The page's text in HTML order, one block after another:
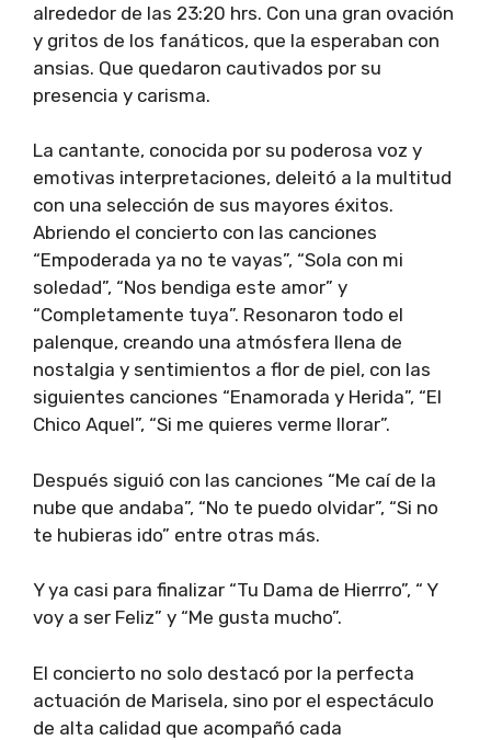
alrededor de las 23:20 hrs. Con una gran ovación
y gritos de los fanáticos, que la esperaban con
ansias. Que quedaron cautivados por su
presencia y carisma.
La cantante, conocida por su poderosa voz y
emotivas interpretaciones, deleitó a la multitud
con una selección de sus mayores éxitos.
Abriendo el concierto con las canciones
“Empoderada ya no te vayas”, “Sola con mi
soledad”, “Nos bendiga este amor” y
“Completamente tuya”. Resonaron todo el
palenque, creando una atmósfera llena de
nostalgia y sentimientos a flor de piel, con las
siguientes canciones “Enamorada y Herida”, “El
Chico Aquel”, “Si me quieres verme llorar”.
Después siguió con las canciones “Me caí de la
nube que andaba”, “No te puedo olvidar”, “Si no
te hubieras ido” entre otras más.
Y ya casi para finalizar “Tu Dama de Hierrro”, “ Y
voy a ser Feliz” y “Me gusta mucho”.
El concierto no solo destacó por la perfecta
actuación de Marisela, sino por el espectáculo
de alta calidad que acompañó cada